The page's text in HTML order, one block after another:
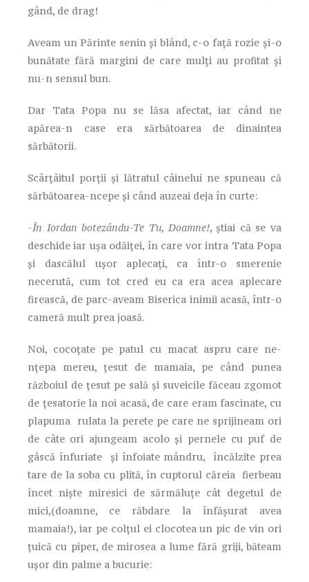
gând, de drag!
Aveam un Părinte senin și blând, c-o față rozie și-o
bunătate fără margini de care mulți au profitat și
nu-n sensul bun.
Dar Tata Popa nu se lăsa afectat, iar când ne
apărea-n case era sărbătoarea de dinaintea
sărbătorii.
Scârțâitul porții și lătratul câinelui ne spuneau că
sărbătoarea-ncepe și când auzeai deja în curte:
-În Iordan botezându-Te Tu, Doamne!, știai că se va
deschide iar ușa odăiței, în care vor intra Tata Popa
și dascălul ușor aplecați, ca într-o smerenie
necerută, cum tot cred eu ca era acea aplecare
firească, de parc-aveam Biserica inimii acasă, într-o
cameră mult prea joasă.
Noi, cocoțate pe patul cu macat aspru care ne-
nțepa mereu, țesut de mamaia, pe când punea
războiul de țesut pe sală și suveicile făceau zgomot
de țesatorie la noi acasă, de care eram fascinate, cu
plapuma rulata la perete pe care ne sprijineam ori
de câte ori ajungeam acolo și pernele cu puf de
gâscă înfuriate și înfoiate mândru, încălzite prea
tare de la soba cu plită, în cuptorul căreia fierbeau
încet niște miresici de sărmăluțe cât degetul de
mici,(doamne, ce răbdare la înfășurat avea
mamaia!), iar pe colțul ei clocotea un pic de vin ori
țuică cu piper, de mirosea a lume fără griji, băteam
ușor din palme a bucurie: